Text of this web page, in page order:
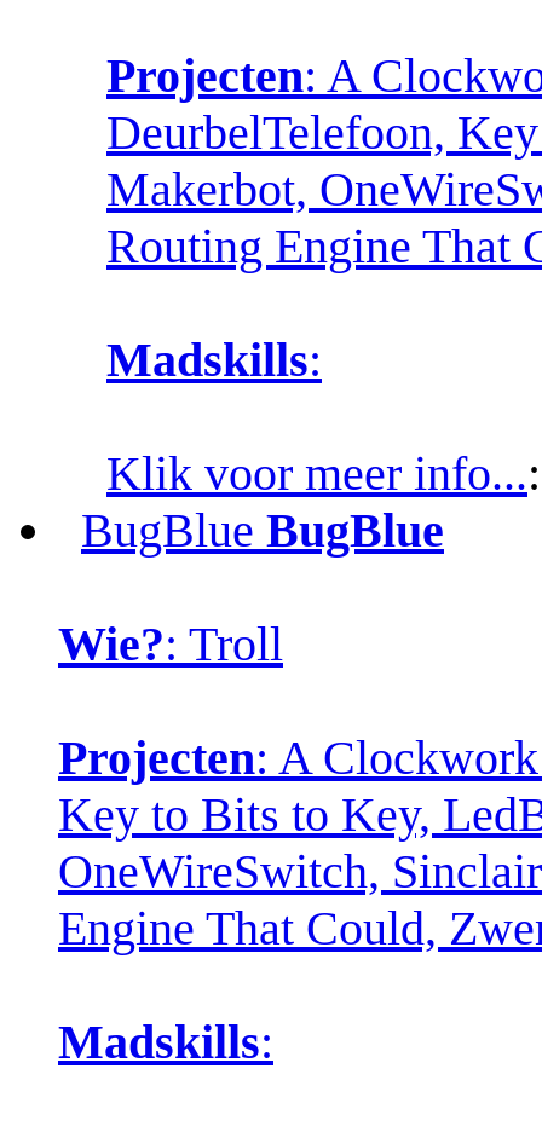
Projecten: A
DeurbelTelefoon,
Makerbot,
Routing Engine That
Madskills:
Klik voor meer info...
BugBlue BugBlue
Wie?: Troll
Projecten: A
Key to Bits to Key,
OneWireSwitch,
Engine That Could,
Madskills: